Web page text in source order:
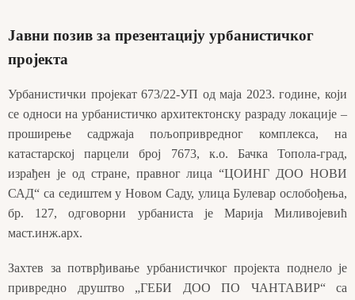
Јавни позив за презентацију урбанистичког
пројекта
Урбанистички пројекат 673/22-УП од маја 2023. године, који
се односи на урбанистичко архитектонску разраду локације –
проширење садржаја пољопривредног комплекса, на
катастарској парцели број 7673, к.о. Бачка Топола-град,
израђен је од стране, правног лица “ЦОИНГ ДОО НОВИ
САД“ са седиштем у Новом Саду, улица Булевар ослобођења,
бр. 127, одговорни урбаниста је Марија Миливојевић
маст.инж.арх.
Захтев за потврђивање урбанистичког пројекта поднело је
привредно друштво „ГЕБИ ДОО ПО ЧАНТАВИР“ са